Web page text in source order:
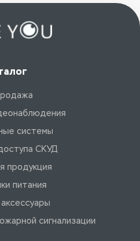
системы
СКУД
продукция
питания
сигнализации